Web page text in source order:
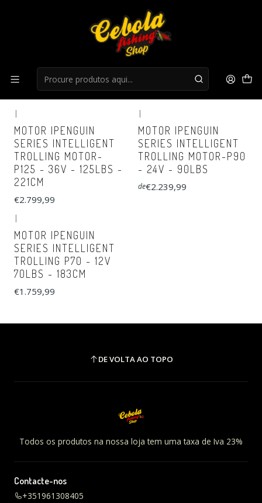
Nautica
Nautica
FILTROS
|
MOTOR IPENGUIN
SERIES INTELLIGENT
TROLLING MOTOR-
P125 - 36V - 125LBS -
221CM
€2.799,99
|
MOTOR IPENGUIN
SERIES INTELLIGENT
TROLLING MOTOR-P90
- 24V - 90LBS
de€2.239,99
|
MOTOR IPENGUIN
SERIES INTELLIGENT
TROLLING P70 - 12V
70LBS - 183CM
€1.759,99
DE VOLTA AO TOPO
Todos os produtos na nossa loja tem uma taxa de Iva 23%
Contacte-nos
+351961308405